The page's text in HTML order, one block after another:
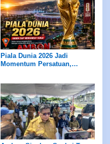
Piala Dunia 2026 Jadi
Momentum Persatuan,